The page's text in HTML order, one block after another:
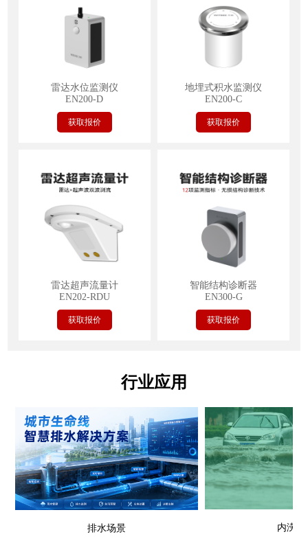
雷达水位监测仪
EN200-D
获取报价
地埋式积水监测仪
EN200-C
获取报价
雷达超声流量计
EN202-RDU
获取报价
智能结构诊断器
EN300-G
获取报价
行业应用
排水场景 内涝场